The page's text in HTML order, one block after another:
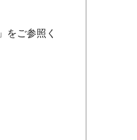
」をご参照く